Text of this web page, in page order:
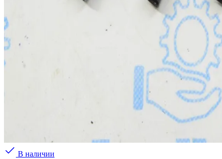
В наличии